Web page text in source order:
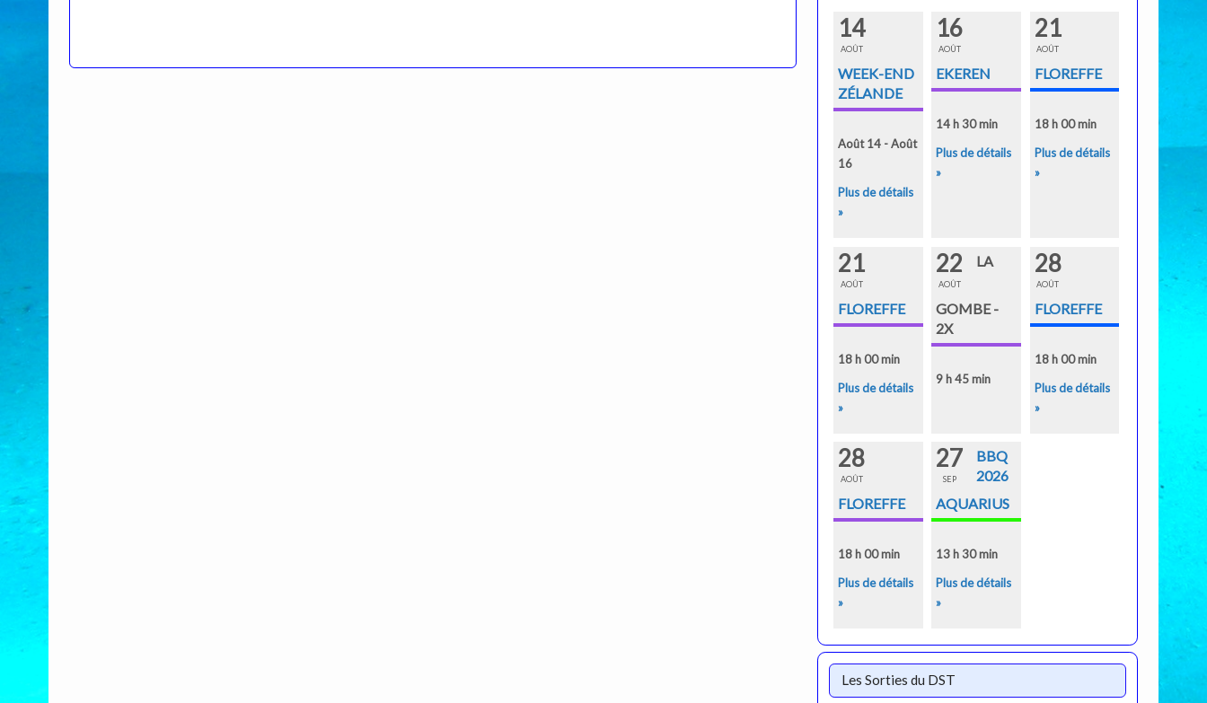
14
AOÛT
WEEK-END
ZÉLANDE
Août 14 - Août
16
Plus de détails
»
16
AOÛT
EKEREN
14 h 30 min
Plus de détails
»
21
AOÛT
FLOREFFE
18 h 00 min
Plus de détails
»
21
AOÛT
FLOREFFE
18 h 00 min
Plus de détails
»
22
AOÛT
LA
GOMBE -
2X
9 h 45 min
28
AOÛT
FLOREFFE
18 h 00 min
Plus de détails
»
28
AOÛT
FLOREFFE
18 h 00 min
Plus de détails
»
27
SEP
BBQ
2026
AQUARIUS
13 h 30 min
Plus de détails
»
Les Sorties du DST